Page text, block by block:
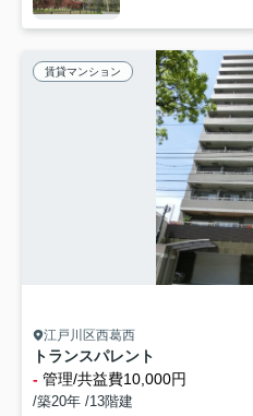
賃貸マンション
江戸川区西葛西
トランスパレント
- 管理/共益費10,000円
/築20年 /13階建